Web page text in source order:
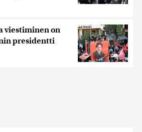
viestiminen on
presidentti